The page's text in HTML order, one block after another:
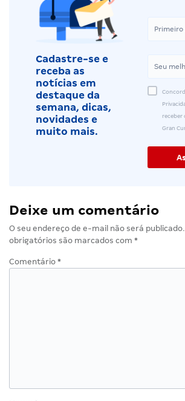
Cadastre-se e
receba as
notícias em
destaque da
semana, dicas,
novidades e
muito mais.
receber
Gran
Deixe um comentário
O seu endereço de e-mail não será publicado.
obrigatórios são marcados com *
Comentário *